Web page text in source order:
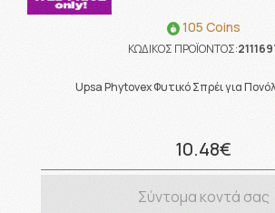
105 Coins
ΚΩΔΙΚΟΣ ΠΡΟΪΟΝΤΟΣ:
Upsa Phytovex Φυτικό Σπρέι για
10.48€
Σύντομα κοντά σας